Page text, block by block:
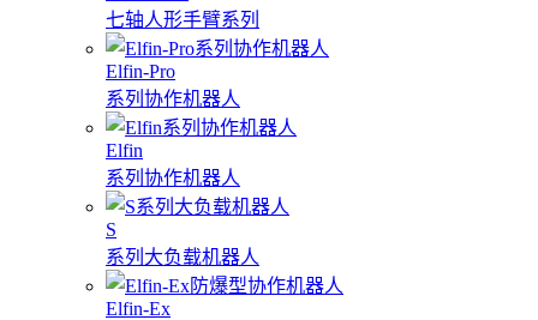
七轴人形手臂系列
Elfin-Pro
系列协作机器人
Elfin
系列协作机器人
S
系列大负载机器人
Elfin-Ex